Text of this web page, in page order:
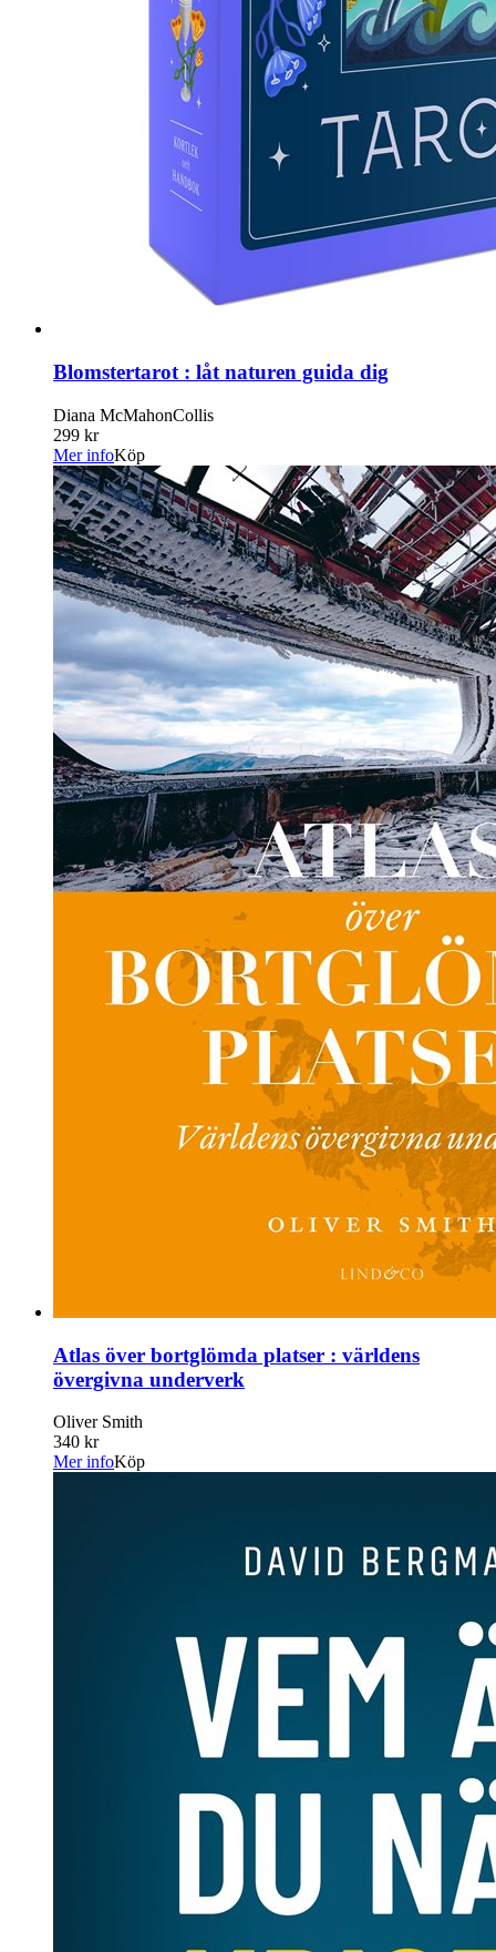
Blomstertarot : låt naturen guida dig
Diana McMahonCollis
299 kr
Mer infoKöp
Atlas över bortglömda platser : världens
övergivna underverk
Oliver Smith
340 kr
Mer infoKöp